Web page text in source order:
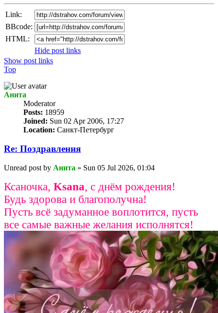
Link:
BBcode:
HTML:
Hide post links
Show post links
Top
Анита
Мoderator
Posts: 18959
Joined: Sun 02 Apr 2006, 17:27
Location: Санкт-Петербург
Re: Поздравлeния
Unread post by Анита » Sun 05 Jul 2026, 01:04
Ксаночка, Ksana, с днём рождения!
Будь здорова и благополучна!
Пусть всё задуманное воплотится, пусть
все самые важные желания исполнятся!